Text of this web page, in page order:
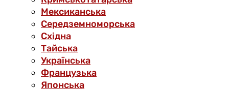
Мексиканська
Середземноморська
Східна
Тайська
Українська
Французька
Японська